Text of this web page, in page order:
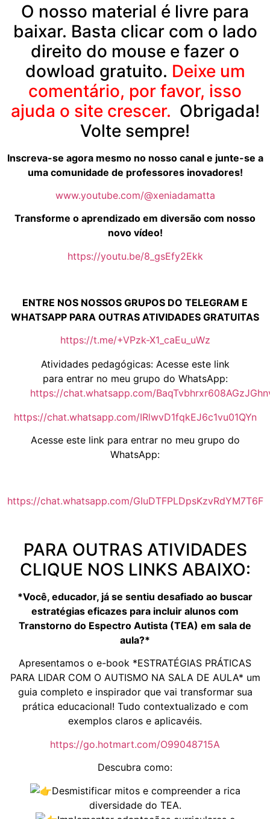
O nosso material é livre para
baixar. Basta clicar com o lado
direito do mouse e fazer o
dowload gratuito. Deixe um
comentário, por favor, isso
ajuda o site crescer. Obrigada!
Volte sempre!
Inscreva-se agora mesmo no nosso canal e junte-se a
uma comunidade de professores inovadores!
www.youtube.com/@xeniadamatta
Transforme o aprendizado em diversão com nosso
novo vídeo!
https://youtu.be/8_gsEfy2Ekk
ENTRE NOS NOSSOS GRUPOS DO TELEGRAM E
WHATSAPP PARA OUTRAS ATIVIDADES GRATUITAS
https://t.me/+VPzk-X1_caEu_uWz
Atividades pedagógicas: Acesse este link
para entrar no meu grupo do WhatsApp:
https://chat.whatsapp.com/
https://chat.whatsapp.com/IRlwvD1fqkEJ6c1vu01QYn
Acesse este link para entrar no meu grupo do
WhatsApp:
https://chat.whatsapp.com/GIuDTFPLDpsKzvRdYM7T6F
PARA OUTRAS ATIVIDADES
CLIQUE NOS LINKS ABAIXO:
*Você, educador, já se sentiu desafiado ao buscar
estratégias eficazes para incluir alunos com
Transtorno do Espectro Autista (TEA) em sala de
aula?*
Apresentamos o e-book *ESTRATÉGIAS PRÁTICAS
PARA LIDAR COM O AUTISMO NA SALA DE AULA* um
guia completo e inspirador que vai transformar sua
prática educacional! Tudo contextualizado e com
exemplos claros e aplicavéis.
https://go.hotmart.com/O99048715A
Descubra como:
Desmistificar mitos e compreender a rica
diversidade do TEA.